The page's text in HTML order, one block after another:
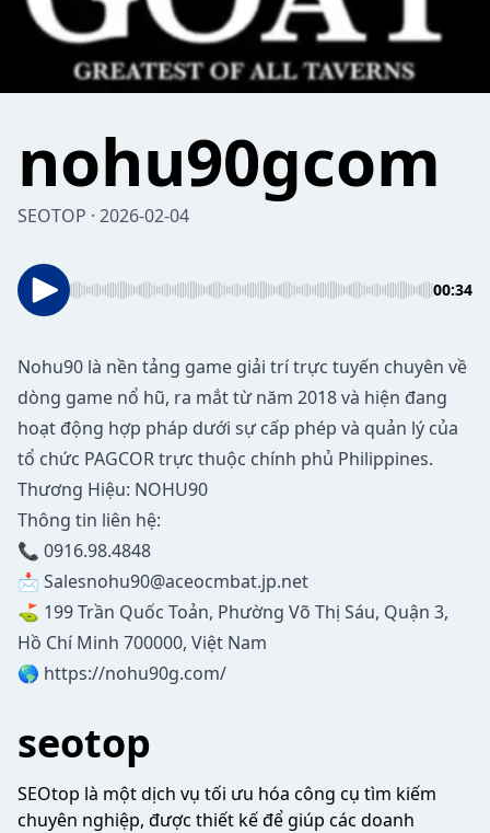
nohu90gcom
SEOTOP · 2026-02-04
00:34
Nohu90 là nền tảng game giải trí trực tuyến chuyên về
dòng game nổ hũ, ra mắt từ năm 2018 và hiện đang
hoạt động hợp pháp dưới sự cấp phép và quản lý của
tổ chức PAGCOR trực thuộc chính phủ Philippines.
Thương Hiệu: NOHU90
Thông tin liên hệ:
📞 0916.98.4848
📩 Salesnohu90@aceocmbat.jp.net
️⛳ 199 Trần Quốc Toản, Phường Võ Thị Sáu, Quận 3,
Hồ Chí Minh 700000, Việt Nam
🌎 https://nohu90g.com/
seotop
SEOtop là một dịch vụ tối ưu hóa công cụ tìm kiếm
chuyên nghiệp, được thiết kế để giúp các doanh